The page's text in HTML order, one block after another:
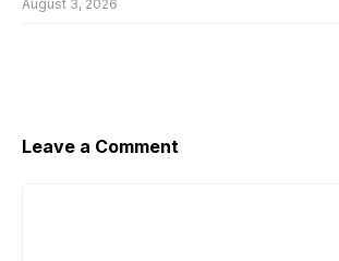
August 3, 2026
Leave a Comment